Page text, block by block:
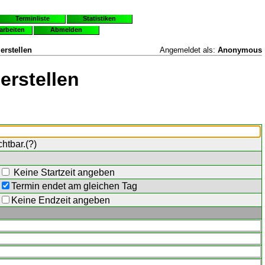
Terminliste
Statistiken
Abmelden
Angemeldet als: Anonymous
?)
Keine Startzeit angeben
Termin endet am gleichen Tag
Keine Endzeit angeben